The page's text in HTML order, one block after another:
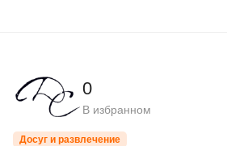
0
В избранном
Досуг и развлечение